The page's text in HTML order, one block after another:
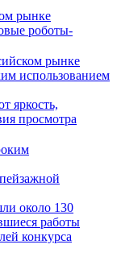
рынке
роботы-
использованием
яркость,
просмотра
около 130
работы
конкурса